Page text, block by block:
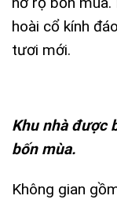
hoài cổ kính
tươi mới.
Khu nhà được
bốn mùa.
Không gian